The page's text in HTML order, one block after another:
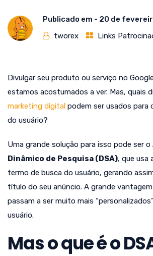
Publicado em - 20 de
tworex
Links
Divulgar seu produto ou serviço no
estamos acostumados a ver. Mas, quais
marketing digital podem ser usados para
do usuário?
Uma grande solução para isso pode ser o
Dinâmico de Pesquisa (DSA), que usa
termo de busca do usuário, gerando
título do seu anúncio. A grande
passam a ser muito mais
usuário.
Mas o que é o